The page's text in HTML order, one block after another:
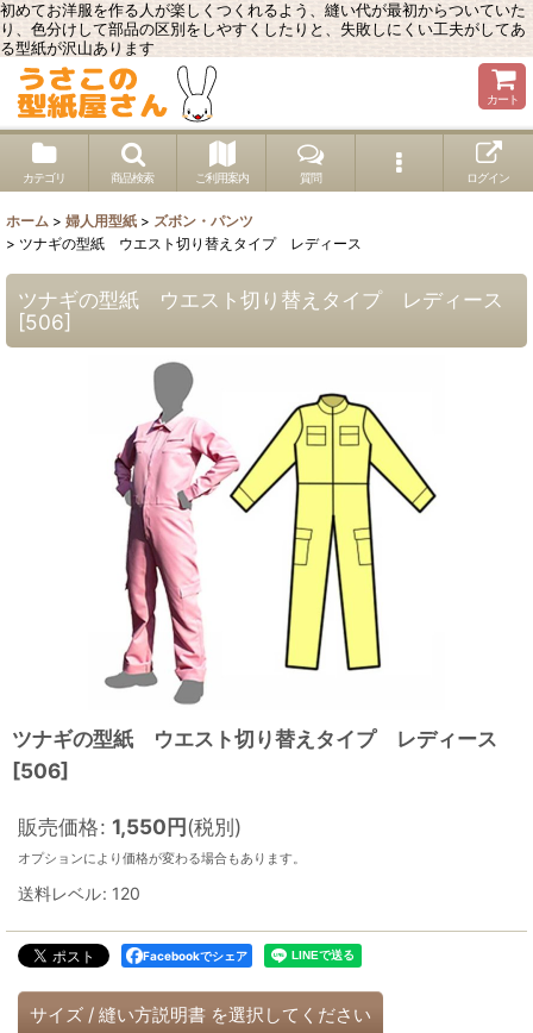
初めてお洋服を作る人が楽しくつくれるよう、縫い代が最初からついていた
り、色分けして部品の区別をしやすくしたりと、失敗しにくい工夫がしてあ
る型紙が沢山あります
カート
カテゴリ 商品検索 ご利用案内 質問 ログイン
ホーム > 婦人用型紙 > ズボン・パンツ
> ツナギの型紙 ウエスト切り替えタイプ レディース
ツナギの型紙 ウエスト切り替えタイプ レディース
[506]
ツナギの型紙 ウエスト切り替えタイプ レディース
[506]
販売価格: 1,550円(税別)
オプションにより価格が変わる場合もあります。
送料レベル: 120
Facebookでシェア
サイズ / 縫い方説明書 を選択してください